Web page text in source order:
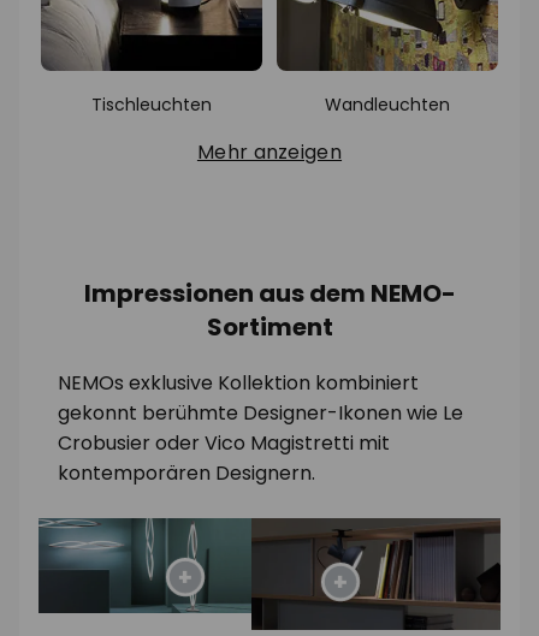
Tischleuchten Wandleuchten
Mehr anzeigen
Impressionen aus dem NEMO-
Sortiment
NEMOs exklusive Kollektion kombiniert
gekonnt berühmte Designer-Ikonen wie Le
Crobusier oder Vico Magistretti mit
kontemporären Designern.